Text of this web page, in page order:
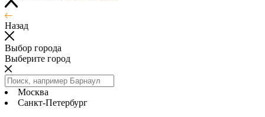
Назад
Выбор города
Выберите город
Москва
Санкт-Петербург